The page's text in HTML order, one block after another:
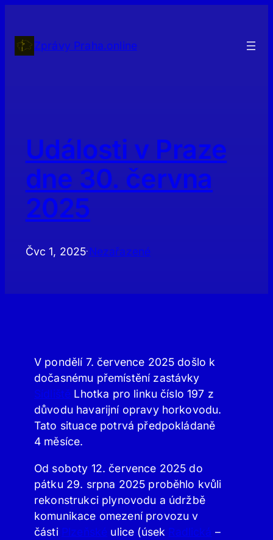
obsahZprávy Praha.online
Události v Praze
dne 30. června
2025
Čvc 1, 2025· Nezařazené
V pondělí 7. července 2025 došlo k
dočasnému přemístění zastávky
Sídliště Lhotka pro linku číslo 197 z
důvodu havarijní opravy horkovodu.
Tato situace potrvá předpokládaně
4 měsíce.
Od soboty 12. července 2025 do
pátku 29. srpna 2025 proběhlo kvůli
rekonstrukci plynovodu a údržbě
komunikace omezení provozu v
části Plzeňské ulice (úsek Radlická –